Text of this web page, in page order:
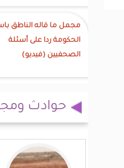
مجمل ما قاله الناطق
الحكومة ردا على أسئلة
الصحفيين (فيديو)
حوادث